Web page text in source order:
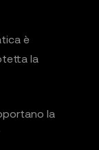
è
la
la